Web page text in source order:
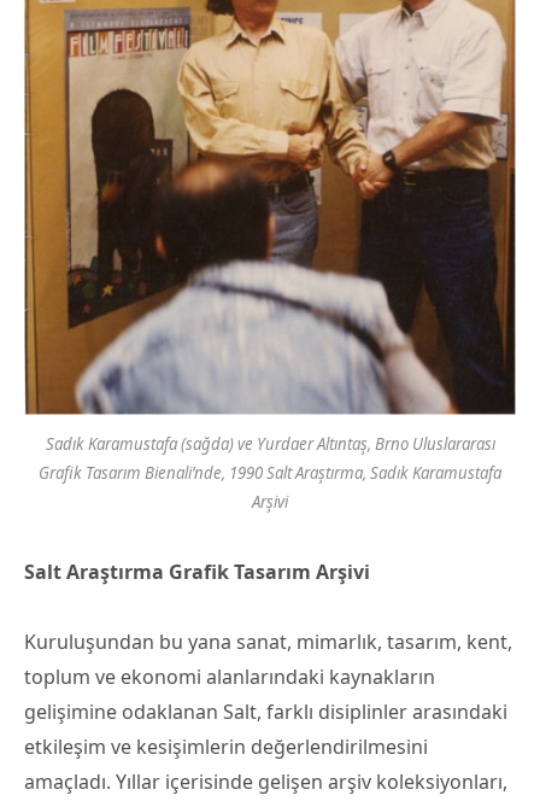
Sadık Karamustafa (sağda) ve Yurdaer Altıntaş, Brno Uluslararası
Grafik Tasarım Bienali’nde, 1990 Salt Araştırma, Sadık Karamustafa
Arşivi
Salt Araştırma Grafik Tasarım Arşivi
Kuruluşundan bu yana sanat, mimarlık, tasarım, kent,
toplum ve ekonomi alanlarındaki kaynakların
gelişimine odaklanan Salt, farklı disiplinler arasındaki
etkileşim ve kesişimlerin değerlendirilmesini
amaçladı. Yıllar içerisinde gelişen arşiv koleksiyonları,